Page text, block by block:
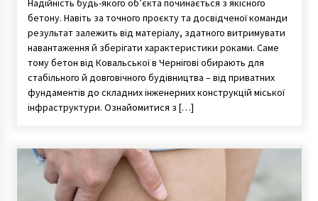
Надійність будь-якого об’єкта починається з якісного
бетону. Навіть за точного проєкту та досвідченої команди
результат залежить від матеріалу, здатного витримувати
навантаження й зберігати характеристики роками. Саме
тому бетон від Ковальської в Чернігові обирають для
стабільного й довговічного будівництва – від приватних
фундаментів до складних інженерних конструкцій міської
інфраструктури. Ознайомитися з […]